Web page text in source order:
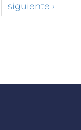
siguiente ›